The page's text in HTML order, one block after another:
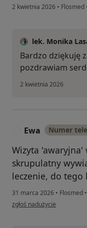
2 kwietnia 2026 • Flosmed
lek. Monika
Bardzo dziękuję
pozdrawiam
2 kwietnia 2026
Ewa Numer
Wizyta 'awaryjna'
skrupulatny
leczenie, do tego
31 marca 2026 • Flosmed •
w opinii użytkownika Ewa
zgłoś nadużycie